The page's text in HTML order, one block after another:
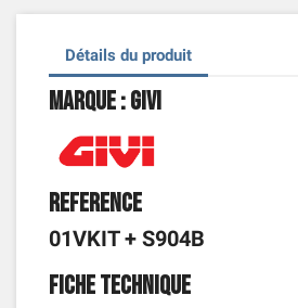
Détails du produit
Marque : Givi
Reference
01VKIT + S904B
Fiche technique